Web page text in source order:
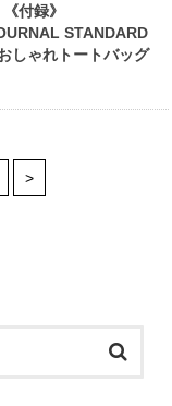
付録》
STANDARD
しゃれトートバッグ
>